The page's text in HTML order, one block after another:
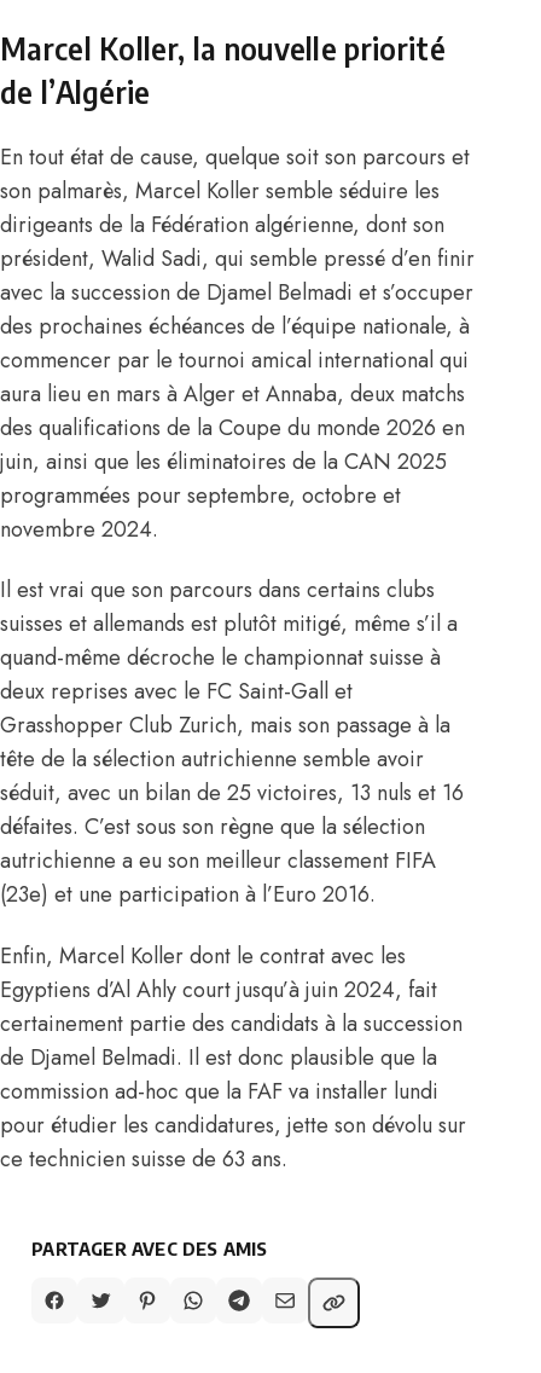
Marcel Koller, la nouvelle priorité
de l’Algérie
En tout état de cause, quelque soit son parcours et
son palmarès, Marcel Koller semble séduire les
dirigeants de la Fédération algérienne, dont son
président, Walid Sadi, qui semble pressé d’en finir
avec la succession de Djamel Belmadi et s’occuper
des prochaines échéances de l’équipe nationale, à
commencer par le tournoi amical international qui
aura lieu en mars à Alger et Annaba, deux matchs
des qualifications de la Coupe du monde 2026 en
juin, ainsi que les éliminatoires de la CAN 2025
programmées pour septembre, octobre et
novembre 2024.
Il est vrai que son parcours dans certains clubs
suisses et allemands est plutôt mitigé, même s’il a
quand-même décroche le championnat suisse à
deux reprises avec le FC Saint-Gall et
Grasshopper Club Zurich, mais son passage à la
tête de la sélection autrichienne semble avoir
séduit, avec un bilan de 25 victoires, 13 nuls et 16
défaites. C’est sous son règne que la sélection
autrichienne a eu son meilleur classement FIFA
(23e) et une participation à l’Euro 2016.
Enfin, Marcel Koller dont le contrat avec les
Egyptiens d’Al Ahly court jusqu’à juin 2024, fait
certainement partie des candidats à la succession
de Djamel Belmadi. Il est donc plausible que la
commission ad-hoc que la FAFva installer lundi
pour étudier les candidatures, jette son dévolu sur
ce technicien suisse de 63 ans.
PARTAGER AVEC DES AMIS